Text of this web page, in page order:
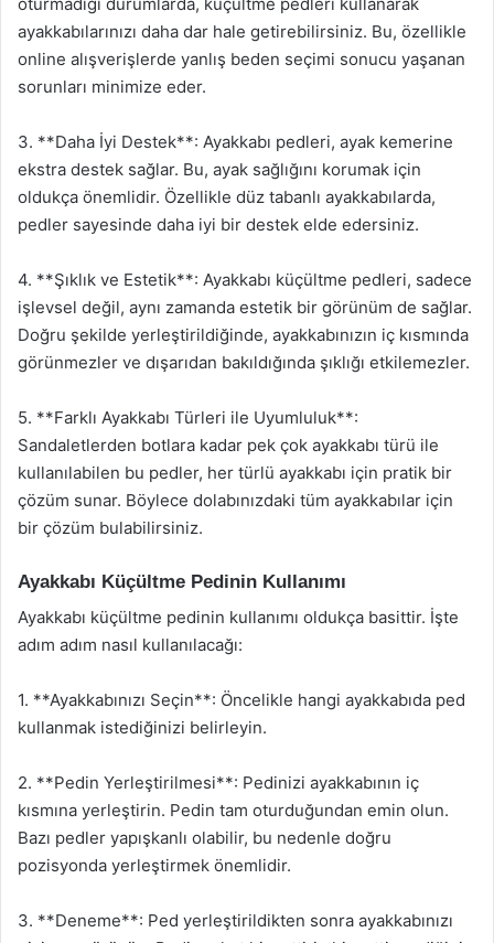
ayakkabılarınızı daha dar hale getirebilirsiniz. Bu, özellikle
online alışverişlerde yanlış beden seçimi sonucu yaşanan
sorunları minimize eder.
3. **Daha İyi Destek**: Ayakkabı pedleri, ayak kemerine
ekstra destek sağlar. Bu, ayak sağlığını korumak için
oldukça önemlidir. Özellikle düz tabanlı ayakkabılarda,
pedler sayesinde daha iyi bir destek elde edersiniz.
4. **Şıklık ve Estetik**: Ayakkabı küçültme pedleri, sadece
işlevsel değil, aynı zamanda estetik bir görünüm de sağlar.
Doğru şekilde yerleştirildiğinde, ayakkabınızın iç kısmında
görünmezler ve dışarıdan bakıldığında şıklığı etkilemezler.
5. **Farklı Ayakkabı Türleri ile Uyumluluk**:
Sandaletlerden botlara kadar pek çok ayakkabı türü ile
kullanılabilen bu pedler, her türlü ayakkabı için pratik bir
çözüm sunar. Böylece dolabınızdaki tüm ayakkabılar için
bir çözüm bulabilirsiniz.
Ayakkabı Küçültme Pedinin Kullanımı
Ayakkabı küçültme pedinin kullanımı oldukça basittir. İşte
adım adım nasıl kullanılacağı:
1. **Ayakkabınızı Seçin**: Öncelikle hangi ayakkabıda ped
kullanmak istediğinizi belirleyin.
2. **Pedin Yerleştirilmesi**: Pedinizi ayakkabının iç
kısmına yerleştirin. Pedin tam oturduğundan emin olun.
Bazı pedler yapışkanlı olabilir, bu nedenle doğru
pozisyonda yerleştirmek önemlidir.
3. **Deneme**: Ped yerleştirildikten sonra ayakkabınızı